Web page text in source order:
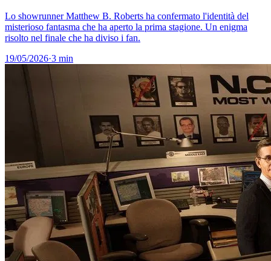
Lo showrunner Matthew B. Roberts ha confermato l'identità del
misterioso fantasma che ha aperto la prima stagione. Un enigma
risolto nel finale che ha diviso i fan.
19/05/2026·3 min